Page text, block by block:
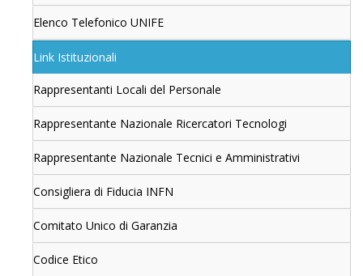
Elenco Telefonico UNIFE
Link Istituzionali
Rappresentanti Locali del Personale
Rappresentante Nazionale Ricercatori Tecnologi
Rappresentante Nazionale Tecnici e Amministrativi
Consigliera di Fiducia INFN
Comitato Unico di Garanzia
Codice Etico